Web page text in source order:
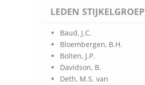
LEDEN STIJKELGROEP
Baud, J.C.
Bloembergen, B.H.
Bolten, J.P.
Davidson, B.
Deth, M.S. van